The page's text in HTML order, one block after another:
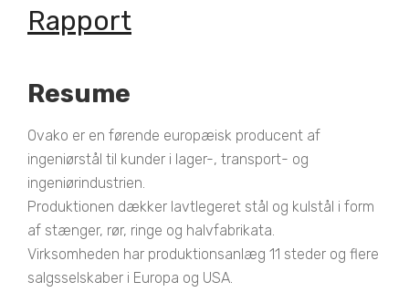
Rapport
Resume
Ovako er en førende europæisk producent af
ingeniørstål til kunder i lager-, transport- og
ingeniørindustrien.
Produktionen dækker lavtlegeret stål og kulstål i form
af stænger, rør, ringe og halvfabrikata.
Virksomheden har produktionsanlæg 11 steder og flere
salgsselskaber i Europa og USA.